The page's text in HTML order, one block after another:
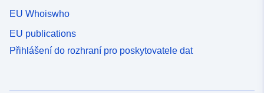
EU Whoiswho
EU publications
Přihlášení do rozhraní pro poskytovatele dat